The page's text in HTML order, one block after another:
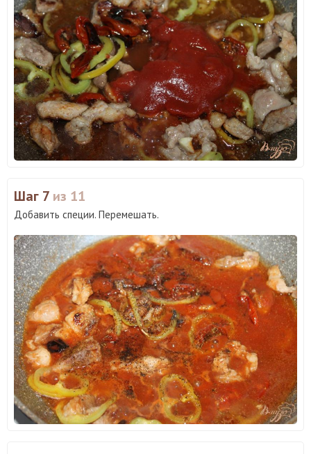
Шаг 7 из 11
Добавить специи. Перемешать.